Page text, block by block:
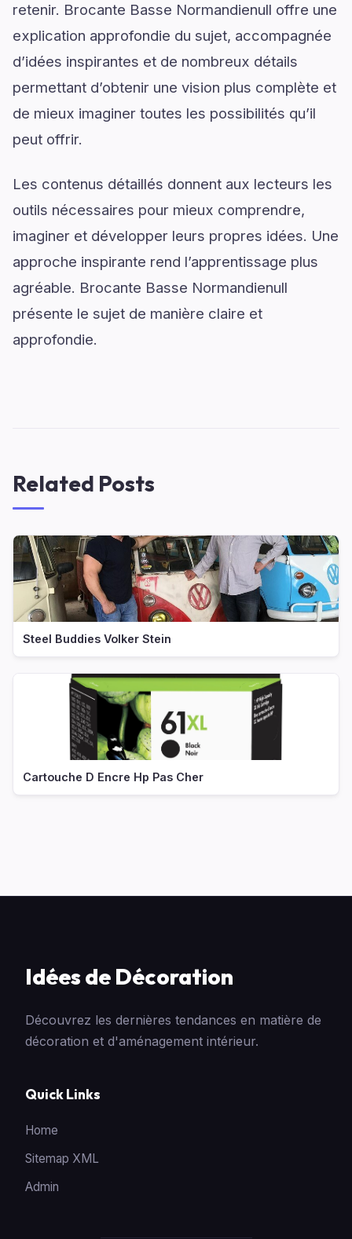
retenir. Brocante Basse Normandienull offre une
explication approfondie du sujet, accompagnée
d’idées inspirantes et de nombreux détails
permettant d’obtenir une vision plus complète et
de mieux imaginer toutes les possibilités qu’il
peut offrir.
Les contenus détaillés donnent aux lecteurs les
outils nécessaires pour mieux comprendre,
imaginer et développer leurs propres idées. Une
approche inspirante rend l’apprentissage plus
agréable. Brocante Basse Normandienull
présente le sujet de manière claire et
approfondie.
Related Posts
Steel Buddies Volker Stein
Cartouche D Encre Hp Pas Cher
Idées de Décoration
Découvrez les dernières tendances en matière de
décoration et d'aménagement intérieur.
Quick Links
Home
Sitemap XML
Admin